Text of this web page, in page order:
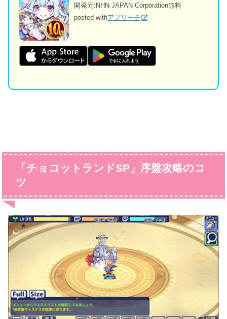
開発元:NHN JAPAN Corporation無料
posted withアプリーチ
「チョコットランドSP」序盤攻略のコ
ツ